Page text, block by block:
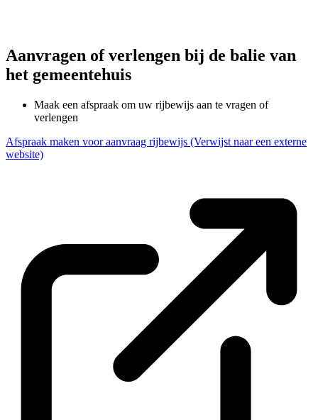
Aanvragen of verlengen bij de balie van
het gemeentehuis
Maak een afspraak om uw rijbewijs aan te vragen of
verlengen
Afspraak maken voor aanvraag rijbewijs (Verwijst naar een externe
website)